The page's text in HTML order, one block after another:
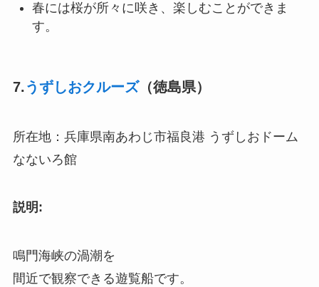
春には桜が所々に咲き、楽しむことができま
す。
7.うずしおクルーズ（徳島県）
所在地：兵庫県南あわじ市福良港 うずしおドーム
なないろ館
説明:
鳴門海峡の渦潮を
間近で観察できる遊覧船です。